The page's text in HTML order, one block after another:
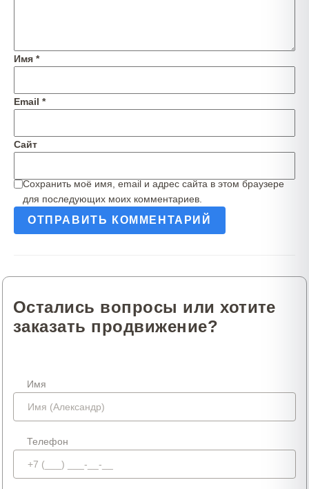
Имя *
Email *
Сайт
Сохранить моё имя, email и адрес сайта в этом браузере
для последующих моих комментариев.
Остались вопросы или хотите
заказать продвижение?
Имя
Телефон